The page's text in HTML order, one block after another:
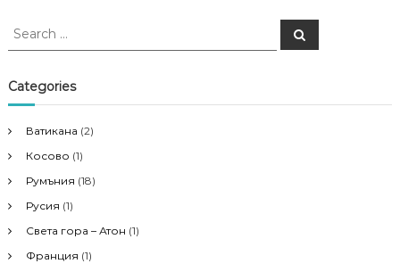
S
r
c
f
o
r
S
e
Categories
Ватикана (2)
Косово (1)
Румъния (18)
Русия (1)
Света гора – Атон (1)
Франция (1)